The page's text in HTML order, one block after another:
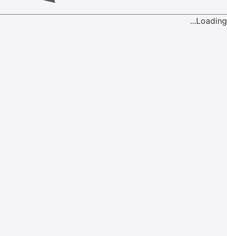
Loading...